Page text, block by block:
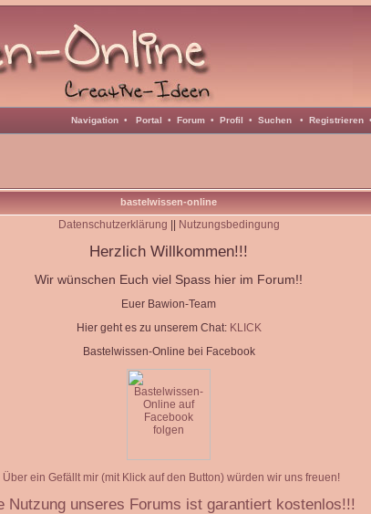
Navigation• Portal • Forum• Profil • Suchen• Registrieren
bastelwissen-online
Datenschutzerklärung Nutzungsbedingung
Herzlich Willkommen!!!
Wir wünschen Euch viel Spass hier im Forum!!
Euer Bawion-Team
Hier geht es zu unserem Chat: KLICK
Bastelwissen-Online bei Facebook
Über ein Gefällt mir (mit Klick auf den Button) würden wir uns freuen!
Nutzung unseres Forums ist garantiert kostenlos!!!